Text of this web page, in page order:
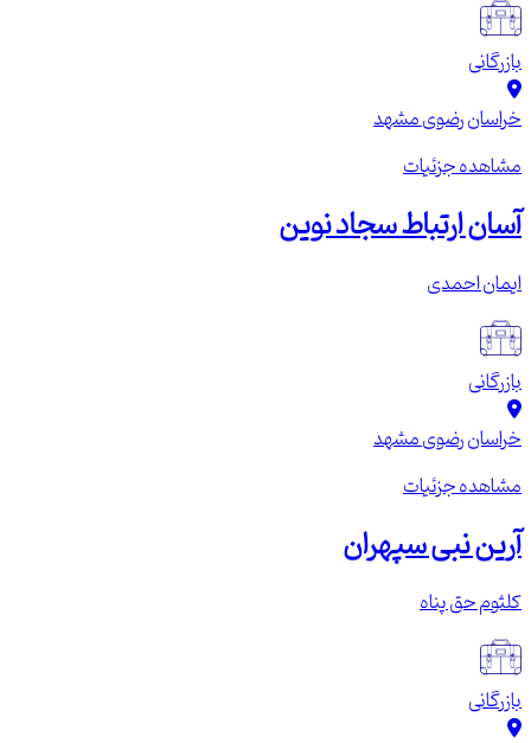
بازرگانی
خراسان رضویمشهد
مشاهده جزئیات
آسان ارتباط سجاد نوین
ایمان احمدی
بازرگانی
خراسان رضویمشهد
مشاهده جزئیات
آرین نبی سپهران
کلثوم حق پناه
بازرگانی